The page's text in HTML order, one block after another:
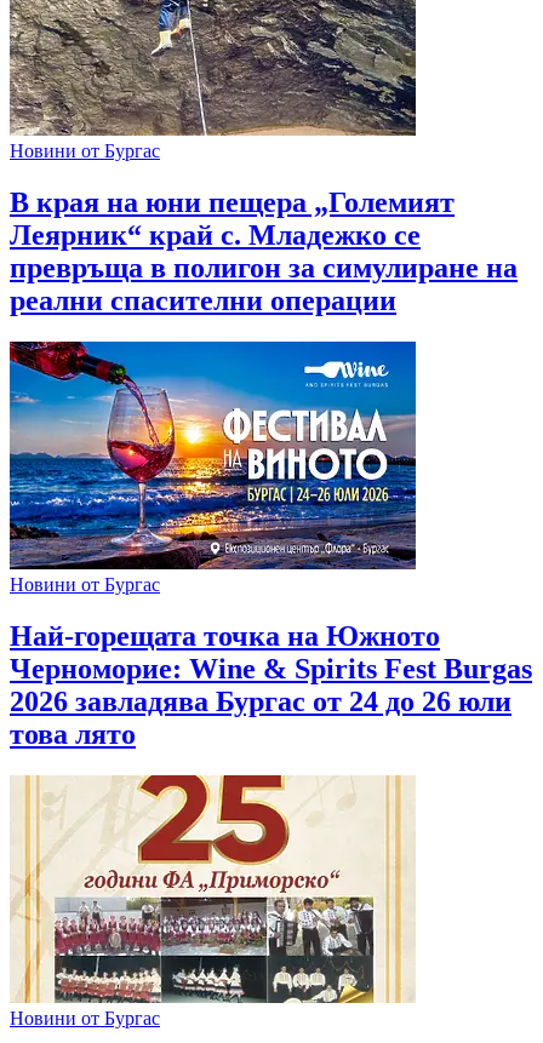
Новини от Бургас
В края на юни пещера „Големият
Леярник“ край с. Младежко се
превръща в полигон за симулиране на
реални спасителни операции
Новини от Бургас
Най-горещата точка на Южното
Черноморие: Wine & Spirits Fest Burgas
2026 завладява Бургас от 24 до 26 юли
това лято
Новини от Бургас